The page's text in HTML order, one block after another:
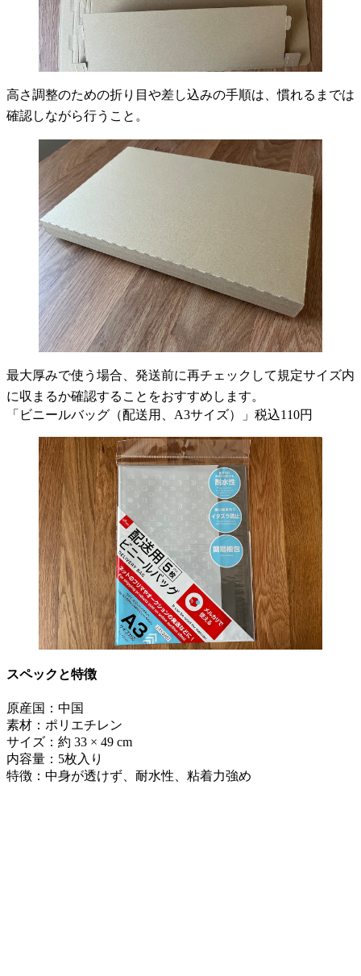
高さ調整のための折り目や差し込みの手順は、慣れるまでは
確認しながら行うこと。
最大厚みで使う場合、発送前に再チェックして規定サイズ内
に収まるか確認することをおすすめします。
「ビニールバッグ（配送用、A3サイズ）」税込110円
スペックと特徴
原産国：中国
素材：ポリエチレン
サイズ：約 33 × 49 cm
内容量：5枚入り
特徴：中身が透けず、耐水性、粘着力強め